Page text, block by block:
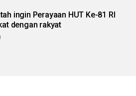
ingin Perayaan HUT Ke-81 RI
dengan rakyat